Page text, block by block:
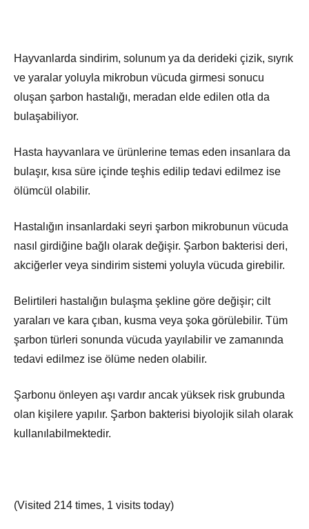
Hayvanlarda sindirim, solunum ya da derideki çizik, sıyrık
ve yaralar yoluyla mikrobun vücuda girmesi sonucu
oluşan şarbon hastalığı, meradan elde edilen otla da
bulaşabiliyor.
Hasta hayvanlara ve ürünlerine temas eden insanlara da
bulaşır, kısa süre içinde teşhis edilip tedavi edilmez ise
ölümcül olabilir.
Hastalığın insanlardaki seyri şarbon mikrobunun vücuda
nasıl girdiğine bağlı olarak değişir. Şarbon bakterisi deri,
akciğerler veya sindirim sistemi yoluyla vücuda girebilir.
Belirtileri hastalığın bulaşma şekline göre değişir; cilt
yaraları ve kara çıban, kusma veya şoka görülebilir. Tüm
şarbon türleri sonunda vücuda yayılabilir ve zamanında
tedavi edilmez ise ölüme neden olabilir.
Şarbonu önleyen aşı vardır ancak yüksek risk grubunda
olan kişilere yapılır. Şarbon bakterisi biyolojik silah olarak
kullanılabilmektedir.
(Visited 214 times, 1 visits today)